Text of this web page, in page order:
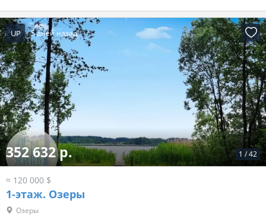
UP 5 дней назад
1 /42
352 632 р.
≈ 120 000 $
1-этаж. Озеры
Озеры